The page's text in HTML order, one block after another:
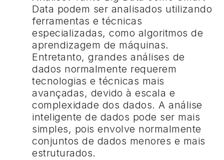
Data podem ser analisados utilizando
ferramentas e técnicas
especializadas, como algoritmos de
aprendizagem de máquinas.
Entretanto, grandes análises de
dados normalmente requerem
tecnologias e técnicas mais
avançadas, devido à escala e
complexidade dos dados. A análise
inteligente de dados pode ser mais
simples, pois envolve normalmente
conjuntos de dados menores e mais
estruturados.